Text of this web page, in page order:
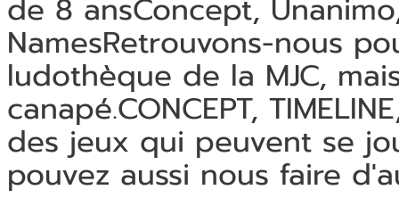
de 8 ansConcept,
NamesRetrouvons-nous
ludothèque de la MJC,
canapé.CONCEPT,
des jeux qui peuvent se
pouvez aussi nous faire